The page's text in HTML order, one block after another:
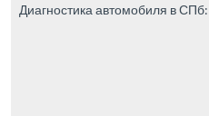
Диагностика автомобиля в